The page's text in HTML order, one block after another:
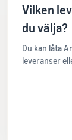
Vilken
du välja?
Du kan låta
leveranser